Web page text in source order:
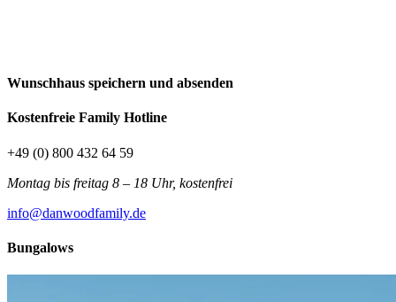
Wunschhaus speichern und absenden
Kostenfreie Family Hotline
+49 (0) 800 432 64 59
Montag bis freitag 8 – 18 Uhr, kostenfrei
info@danwoodfamily.de
Bungalows